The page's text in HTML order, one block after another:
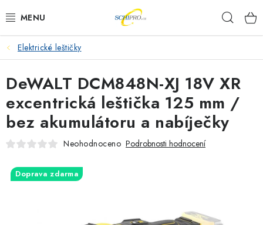
na
AKU NÁŘADÍ
ELEKTRICKÉ NÁŘADÍ
PŘÍSLUŠENSTVÍ
MĚŘÍCÍ TECHNIKA
RÁDIA
Elektrické leštičky
DeWALT DCM848N-XJ 18V XR
excentrická leštička 125 mm /
bez akumulátoru a nabíječky
Neohodnoceno Podrobnosti hodnocení
Doprava zdarma